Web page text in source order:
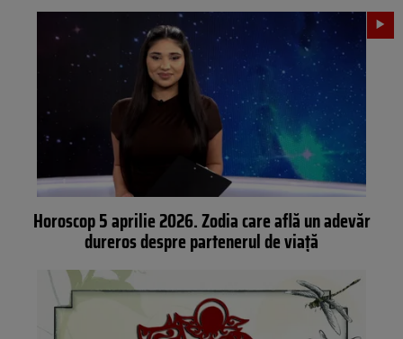
Horoscop 5 aprilie 2026. Zodia care află un adevăr
dureros despre partenerul de viață